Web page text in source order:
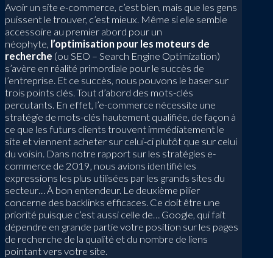
Avoir un site e-commerce, c’est bien, mais que les gens
puissent le trouver, c’est mieux. Même si elle semble
accessoire au premier abord pour un
néophyte, l’optimisation pour les moteurs de
recherche (ou SEO – Search Engine Optimization)
s’avère en réalité primordiale pour le succès de
l’entreprise. Et ce succès, nous pouvons le baser sur
trois points clés. Tout d’abord des mots-clés
percutants. En effet, l’e-commerce nécessite une
stratégie de mots-clés hautement qualifiée, de façon à
ce que les futurs clients trouvent immédiatement le
site et viennent acheter sur celui-ci plutôt que sur celui
du voisin. Dans notre rapport sur les stratégies e-
commerce de 2019, nous avions identifié les
expressions les plus utilisées par les grands sites du
secteur… À bon entendeur. Le deuxième pilier
concerne des backlinks efficaces. Ce doit être une
priorité puisque c’est aussi celle de… Google, qui fait
dépendre en grande partie votre position sur les pages
de recherche de la qualité et du nombre de liens
pointant vers votre site.